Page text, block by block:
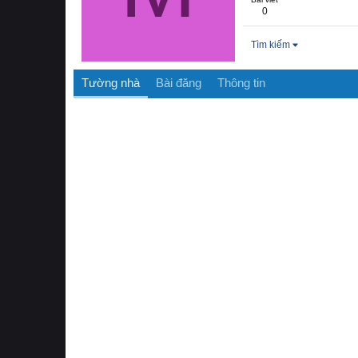
0
Tìm kiếm
Tường nhà Bài đăng Thông tin